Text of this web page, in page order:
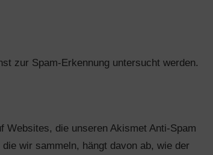
zur Spam-Erkennung untersucht werden.
Websites, die unseren Akismet Anti-Spam
wir sammeln, hängt davon ab, wie der